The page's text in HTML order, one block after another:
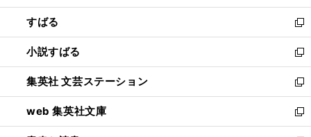
開
く
ウ
で
開
く
ン
ド
ウ
で
開
く
すばる
新
し
い
ウ
ィ
ン
ド
ウ
小説すばる
新
し
い
ウ
ィ
ン
集英社 文芸ステーション
新
し
い
ウ
web 集英社文庫
新
し